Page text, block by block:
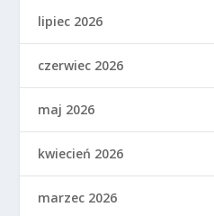
lipiec 2026
czerwiec 2026
maj 2026
kwiecień 2026
marzec 2026